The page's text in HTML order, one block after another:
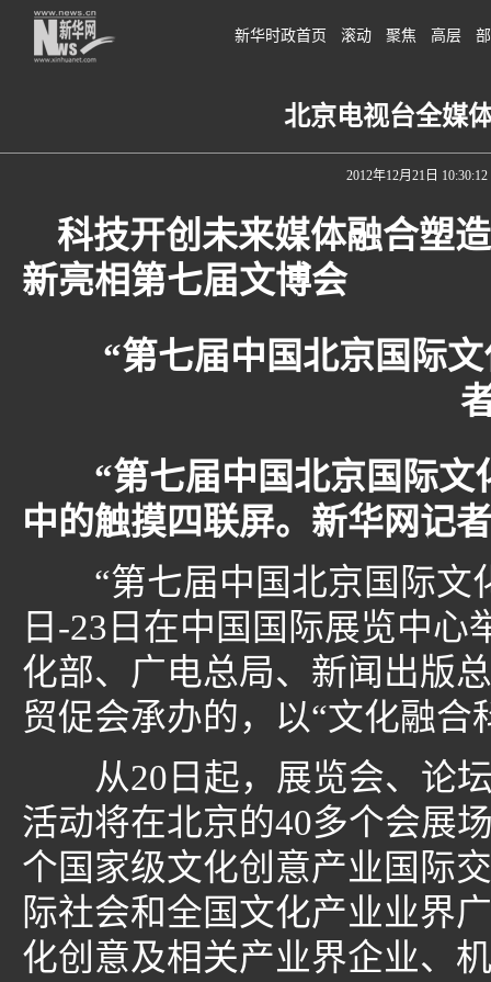
新华时政首页 滚动 聚焦 高层
北京电视台全媒
2012年12月21日 10:30:12
科技开创未来媒体融合塑
新亮相第七届文博会
“第七届中国北京国际
“第七届中国北京国际
中的触摸四联屏。新华网记
“第七届中国北京国际文
日-23日在中国国际展览中
化部、广电总局、新闻出版
贸促会承办的，以“文化融
从20日起，展览会、论坛
活动将在北京的40多个会展
个国家级文化创意产业国际
际社会和全国文化产业业界
化创意及相关产业界企业、